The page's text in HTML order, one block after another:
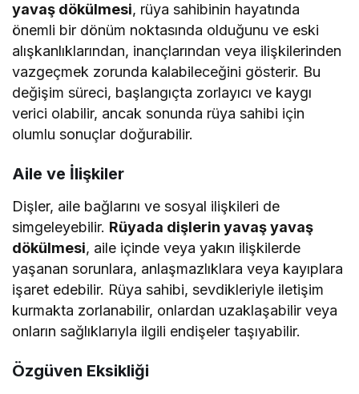
yavaş dökülmesi, rüya sahibinin hayatında
önemli bir dönüm noktasında olduğunu ve eski
alışkanlıklarından, inançlarından veya ilişkilerinden
vazgeçmek zorunda kalabileceğini gösterir. Bu
değişim süreci, başlangıçta zorlayıcı ve kaygı
verici olabilir, ancak sonunda rüya sahibi için
olumlu sonuçlar doğurabilir.
Aile ve İlişkiler
Dişler, aile bağlarını ve sosyal ilişkileri de
simgeleyebilir. Rüyada dişlerin yavaş yavaş
dökülmesi, aile içinde veya yakın ilişkilerde
yaşanan sorunlara, anlaşmazlıklara veya kayıplara
işaret edebilir. Rüya sahibi, sevdikleriyle iletişim
kurmakta zorlanabilir, onlardan uzaklaşabilir veya
onların sağlıklarıyla ilgili endişeler taşıyabilir.
Özgüven Eksikliği